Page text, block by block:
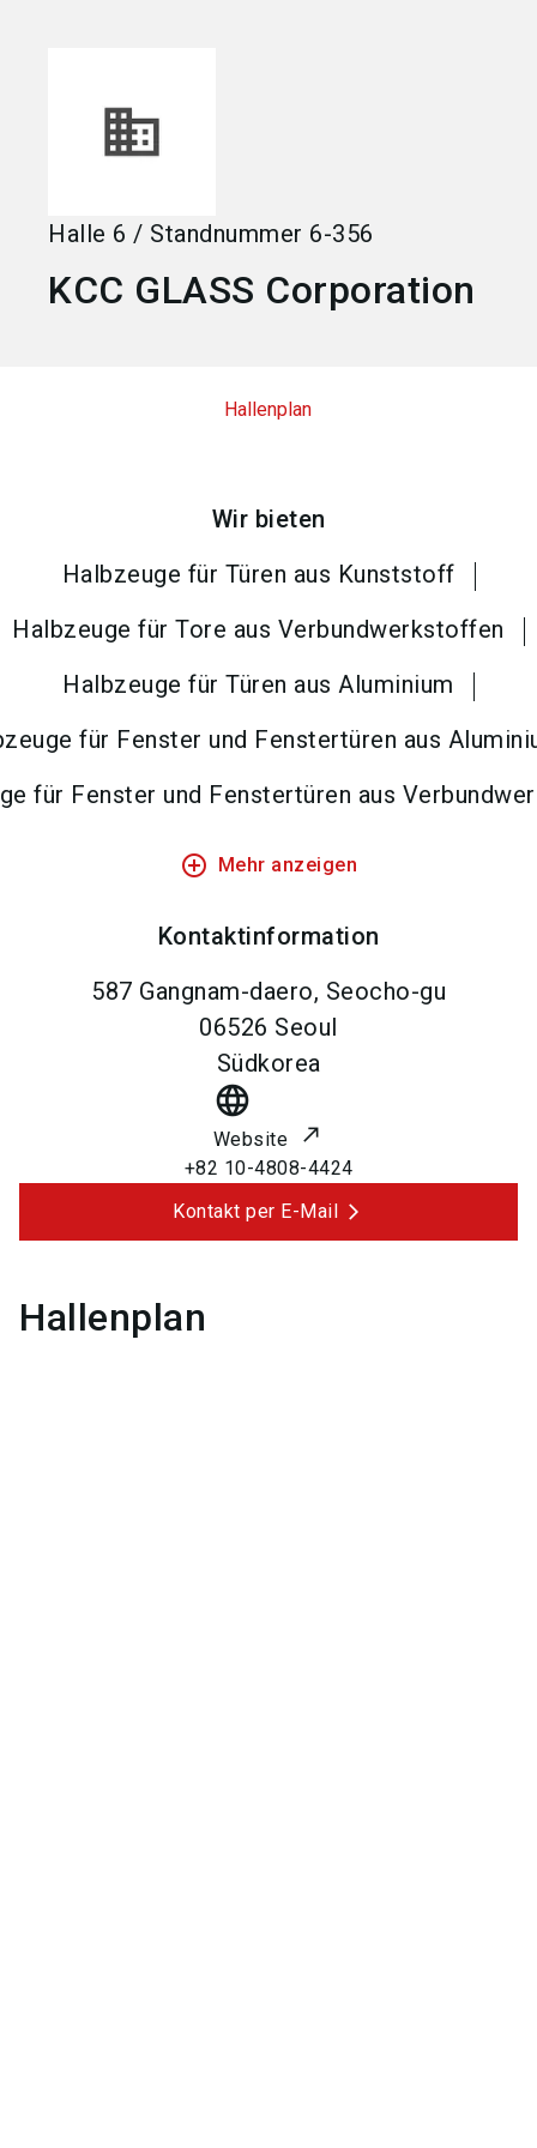
Halle 6 / Standnummer 6-356
KCC GLASS Corporation
Hallenplan
Wir bieten
Halbzeuge für Türen aus Kunststoff
Halbzeuge für Tore aus Verbundwerkstoffen
Halbzeuge für Türen aus Aluminium
für Fenster und Fenstertüren aus
für Fenster und Fenstertüren aus
add_circle_outline Mehr anzeigen
Kontaktinformation
587 Gangnam-daero, Seocho-gu
06526 Seoul
Südkorea
language
Website
+82 10-4808-4424
Kontakt per E-Mail
Hallenplan